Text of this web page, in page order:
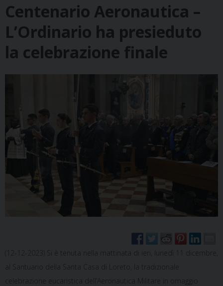
Centenario Aeronautica –
L’Ordinario ha presieduto
la celebrazione finale
(12-12-2023) Si è tenuta nella mattinata di ieri, lunedì 11 dicembre,
al Santuario della Santa Casa di Loreto, la tradizionale
celebrazione eucaristica dell’Aeronautica Militare in omaggio